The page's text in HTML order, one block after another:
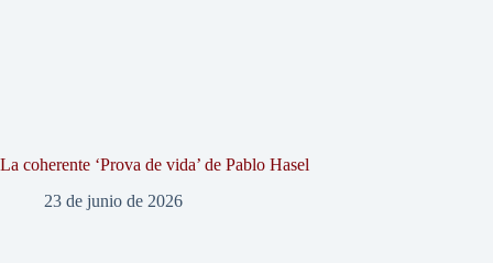
La coherente ‘Prova de vida’ de Pablo Hasel
23 de junio de 2026